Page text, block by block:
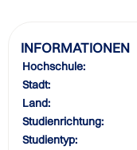
INFORMATIONEN
Hochschule:
Stadt:
Land:
Studienrichtung:
Studientyp: